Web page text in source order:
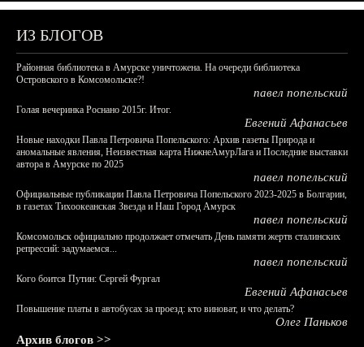
ИЗ БЛОГОВ
Районная библиотека в Амурске уничтожена. На очереди библиотека
Островского в Комсомольске?!
павел попельский
Голая вечеринка Роснано 2015г. Итог.
Евгений Афанасьев
Новые находки Павла Петровича Попельского: Архив газеты Природа и
аномальные явления, Неизвестная карта НижнеАмурЛага и Последние выставки
автора в Амурске по 2025
павел попельский
Официальные публикации Павла Петровича Попельского 2023-2025 в Болгарии,
в газетах Тихоокеанская Звезда и Наш Город Амурск
павел попельский
Комсомольск официально продолжает отмечать День памяти жертв сталинских
репрессий: задумаемся...
павел попельский
Кого боится Путин: Сергей Фургал
Евгений Афанасьев
Повышение платы в автобусах за проезд: кто виноват, и что делать?
Олег Паньков
Архив блогов >>